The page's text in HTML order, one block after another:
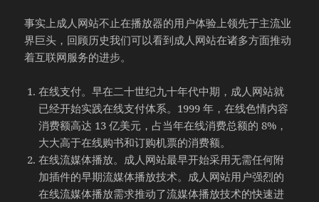
事实上成人网站不止在播放器的用户体验上领先于主流业
界巨头，回顾历史我们可以看到成人网站在诸多方面推动
着互联网服务的进步。
在线支付。早在二十世纪九十年代中期，成人网站就
已经开始实践在线支付体系。1999 年，在线色情内容
消费额高达 13 亿美元，占当年在线消费总额的 8%，
大大高于在线购书和订购机票的消费额。
在线流媒体播放。成人网站最早开始采用无需任何附
加插件的早期流媒体播放技术。成人网站用户强烈的
在线流媒体播放需求推动了流媒体播放技术的快速进